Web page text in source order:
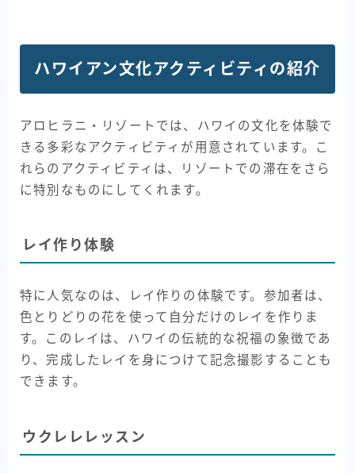
ハワイアン文化アクティビティの紹介
アロヒラニ・リゾートでは、ハワイの文化を体験で
きる多彩なアクティビティが用意されています。こ
れらのアクティビティは、リゾートでの滞在をさら
に特別なものにしてくれます。
レイ作り体験
特に人気なのは、レイ作りの体験です。参加者は、
色とりどりの花を使って自分だけのレイを作りま
す。このレイは、ハワイの伝統的な祝福の象徴であ
り、完成したレイを身につけて記念撮影することも
できます。
ウクレレレッスン